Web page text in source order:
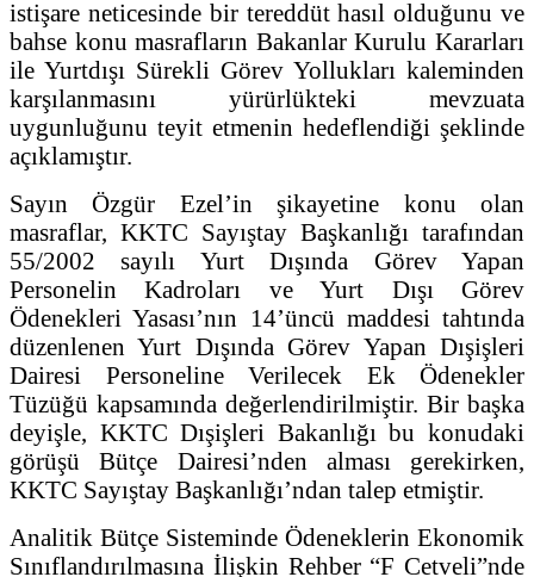
istişare neticesinde bir tereddüt hasıl olduğunu ve
bahse konu masrafların Bakanlar Kurulu Kararları
ile Yurtdışı Sürekli Görev Yollukları kaleminden
karşılanmasını yürürlükteki mevzuata
uygunluğunu teyit etmenin hedeflendiği şeklinde
açıklamıştır.
Sayın Özgür Ezel’in şikayetine konu olan
masraflar, KKTC Sayıştay Başkanlığı tarafından
55/2002 sayılı Yurt Dışında Görev Yapan
Personelin Kadroları ve Yurt Dışı Görev
Ödenekleri Yasası’nın 14’üncü maddesi tahtında
düzenlenen Yurt Dışında Görev Yapan Dışişleri
Dairesi Personeline Verilecek Ek Ödenekler
Tüzüğü kapsamında değerlendirilmiştir. Bir başka
deyişle, KKTC Dışişleri Bakanlığı bu konudaki
görüşü Bütçe Dairesi’nden alması gerekirken,
KKTC Sayıştay Başkanlığı’ndan talep etmiştir.
Analitik Bütçe Sisteminde Ödeneklerin Ekonomik
Sınıflandırılmasına İlişkin Rehber “F Cetveli”nde